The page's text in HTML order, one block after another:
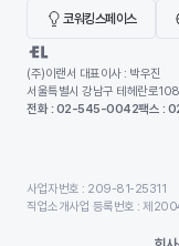
코워킹스페이스
(주)이랜서 대표이사 : 박우진
서울특별시 강남구 테헤란로
전화 : 02-545-0042팩스 :
사업자번호 : 209-81-25311
직업소개사업 등록번호 : 제